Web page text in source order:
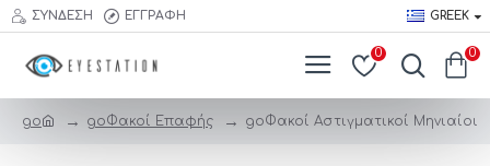
ΣΎΝΔΕΣΗ ΕΓΓΡΑΦΉ GREEK
0 0
go goΦακοί Επαφής goΦακοί Αστιγματικοί Μηνιαίοι